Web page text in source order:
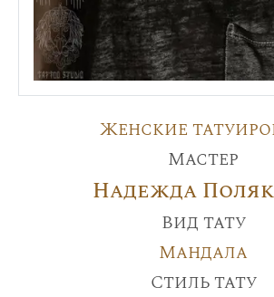
Женские
Мастер
Надежда
Вид тату
Мандала
Стиль тату